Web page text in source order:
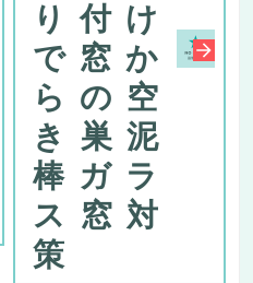
り付け
で窓か
らの空
き巣泥
棒ガラ
ス窓対
策